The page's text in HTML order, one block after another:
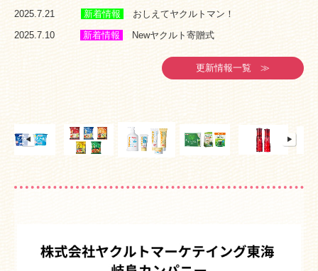
2025.7.21
新着情報
おしえてヤクルトマン！
2025.7.10
新着情報 Newヤクルト寄贈式
更新情報一覧 ≫